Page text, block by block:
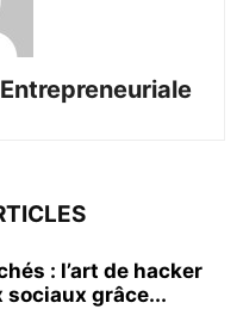
: l’art de hacker
sociaux grâce...